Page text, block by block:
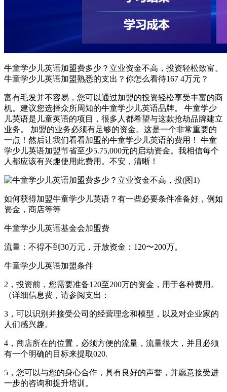
牛童学少儿英语加盟费多少？立业资金不高，投资轻松致富。
牛童学少儿英语加盟熟悉的支出？你怎么看待167 4万元？
富有毛发并不容易，您可以通过加盟的投资轻松享受丰富的商
机。建议您选择众所周知的牛童学少儿英语品牌。 牛童学少
儿英语是儿童英语的项目，很多人都希望与这款抢劫品牌建立
业务。 加盟的业务必须有足够的资金。这是一个非常重要的
一点！然后让我们看看加盟的牛童学少儿英语的费用！ 牛童
学少儿英语加盟节省至少5.75,000元的启动资金。我相信每个
人都应该有兴趣使用此费用。不安，清晰！
如何获得加盟牛童学少儿英语？有一些必要条件准备好，例如
资金，商店等等
牛童学少儿英语基金会加盟费
流量：不得不到30万元，开放资金：120〜200万。
牛童学少儿英语加盟条件
2，投资前，您需要准备120至200万的资金，用于各种费用。
（详细信息费，请参阅支出：
3，可以识别并接受公司的经营理念和模型，以及对企业家的
人们感兴趣。
4，商店所在的位置，必须方便的流量，流量很大，并且必须
有一个明确的目标来提取020.
5，您可以与您的身心合作，具有良好的声誉，并愿意接受进
一步的咨询和提升培训。